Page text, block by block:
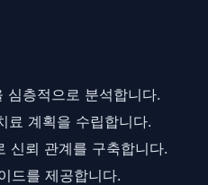
심층적으로 분석합니다.
료 계획을 수립합니다.
신뢰 관계를 구축합니다.
드를 제공합니다.